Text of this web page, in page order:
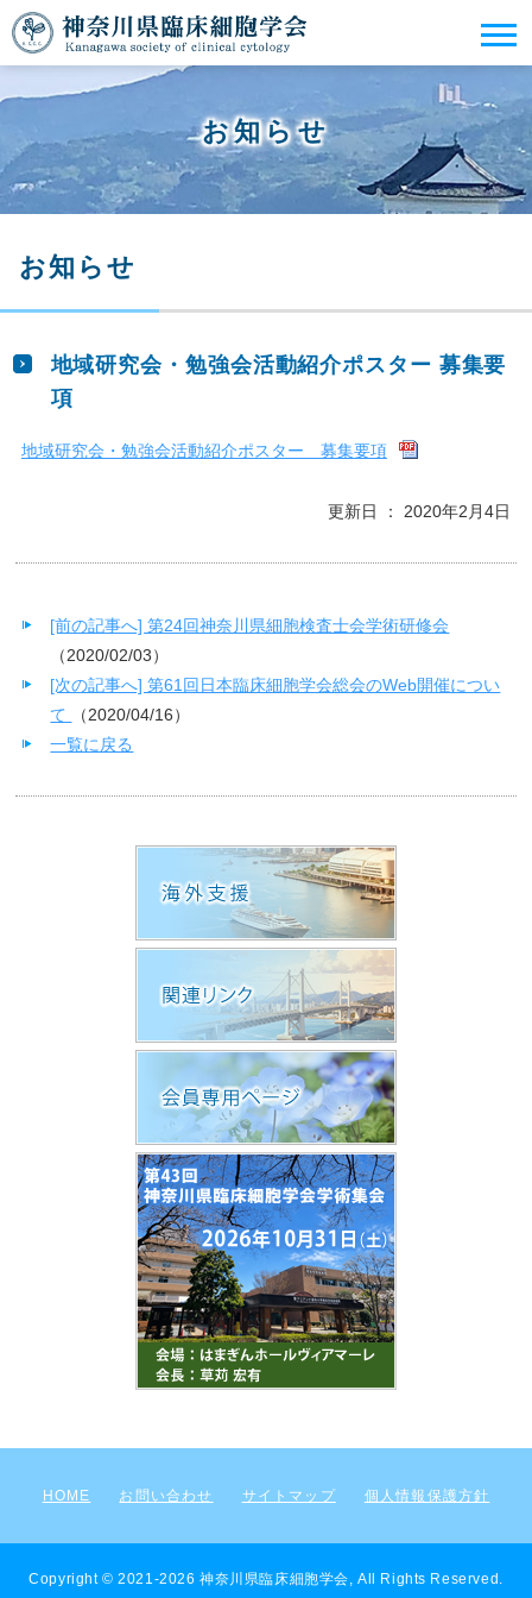
お知らせ
お知らせ
地域研究会・勉強会活動紹介ポスター 募集要
項
地域研究会・勉強会活動紹介ポスター 募集要項
更新日 ： 2020年2月4日
[前の記事へ] 第24回神奈川県細胞検査士会学術研修会
（2020/02/03）
[次の記事へ] 第61回日本臨床細胞学会総会のWeb開催につい
て
（2020/04/16）
一覧に戻る
HOME お問い合わせ サイトマップ 個人情報保護方針
Copyright © 2021-2026 神奈川県臨床細胞学会, All Rights Reserved.